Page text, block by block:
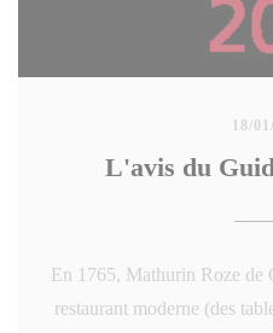
18/
L'avis du
En 1765, Mathurin Roze de
restaurant moderne (des